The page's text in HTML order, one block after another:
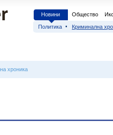
Новини Общество
Политика Криминална
хроника